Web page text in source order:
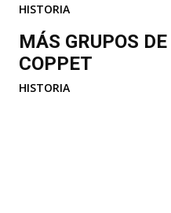
HISTORIA
MÁS GRUPOS DE
COPPET
HISTORIA